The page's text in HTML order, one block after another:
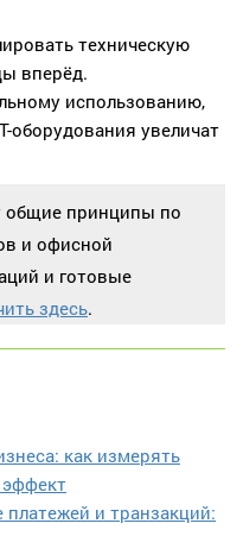
техническую
вперёд.
использованию,
оборудования увеличат
общие принципы по
и офисной
и готовые
здесь.
как измерять
эффект
и транзакций: